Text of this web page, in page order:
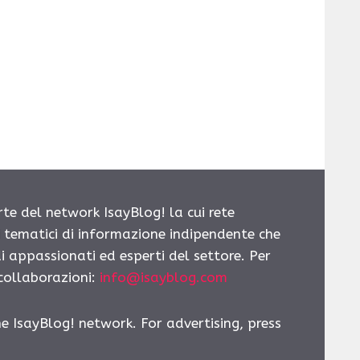
del network IsayBlog! la cui rete
di informazione indipendente che
ed esperti del settore. Per
info@isayblog.com
IsayBlog! network. For advertising, press